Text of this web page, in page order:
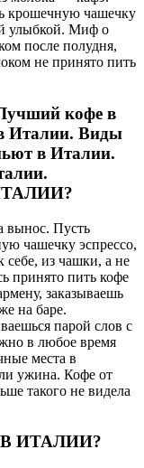
крошечную чашечку
улыбкой. Миф о
после полудня,
не принято пить
вынос. Пусть
чашечку эспрессо,
себе, из чашки, а не
принято пить кофе
заказываешь
на баре.
парой слов с
в любое время
места в
ужина. Кофе от
такого не видела
ИТАЛИИ?